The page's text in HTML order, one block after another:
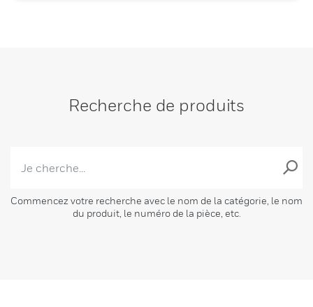
Recherche de produits
Commencez votre recherche avec le nom de la catégorie, le nom
du produit, le numéro de la pièce, etc.